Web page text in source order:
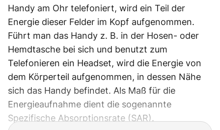
Handy am Ohr telefoniert, wird ein Teil der
Energie dieser Felder im Kopf aufgenommen.
Führt man das Handy z. B. in der Hosen- oder
Hemdtasche bei sich und benutzt zum
Telefonieren ein Headset, wird die Energie von
dem Körperteil aufgenommen, in dessen Nähe
sich das Handy befindet. Als Maß für die
Energieaufnahme dient die sogenannte
Spezifische Absorptionsrate (SAR).